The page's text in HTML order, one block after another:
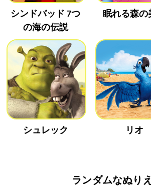
シンドバッド 7つ
の海の伝説
眠れる森の
シュレック リオ
ランダムなぬり